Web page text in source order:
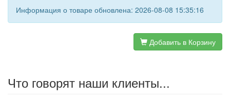
Информация о товаре обновлена: 2026-08-08 15:35:16
Добавить в Корзину
Что говорят наши клиенты...